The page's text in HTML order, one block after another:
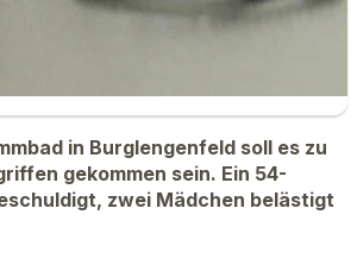
in Burglengenfeld soll es zu
gekommen sein. Ein 54-
zwei Mädchen belästigt